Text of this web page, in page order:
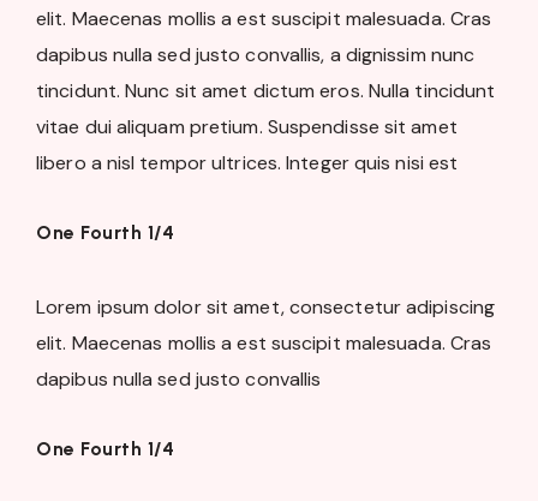
elit. Maecenas mollis a est suscipit malesuada. Cras
dapibus nulla sed justo convallis, a dignissim nunc
tincidunt. Nunc sit amet dictum eros. Nulla tincidunt
vitae dui aliquam pretium. Suspendisse sit amet
libero a nisl tempor ultrices. Integer quis nisi est
One Fourth 1/4
Lorem ipsum dolor sit amet, consectetur adipiscing
elit. Maecenas mollis a est suscipit malesuada. Cras
dapibus nulla sed justo convallis
One Fourth 1/4